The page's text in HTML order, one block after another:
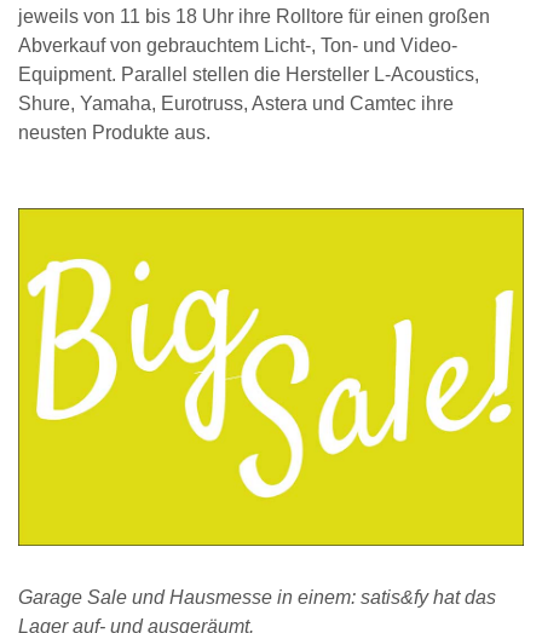
jeweils von 11 bis 18 Uhr ihre Rolltore für einen großen
Abverkauf von gebrauchtem Licht-, Ton- und Video-
Equipment. Parallel stellen die Hersteller L-Acoustics,
Shure, Yamaha, Eurotruss, Astera und Camtec ihre
neusten Produkte aus.
Garage Sale und Hausmesse in einem: satis&fy hat das
Lager auf- und ausgeräumt.